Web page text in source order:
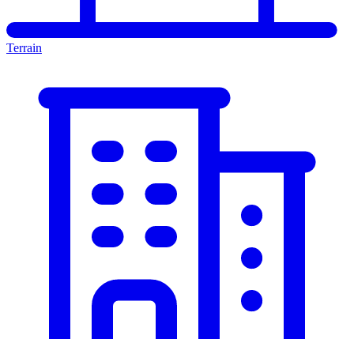
Terrain